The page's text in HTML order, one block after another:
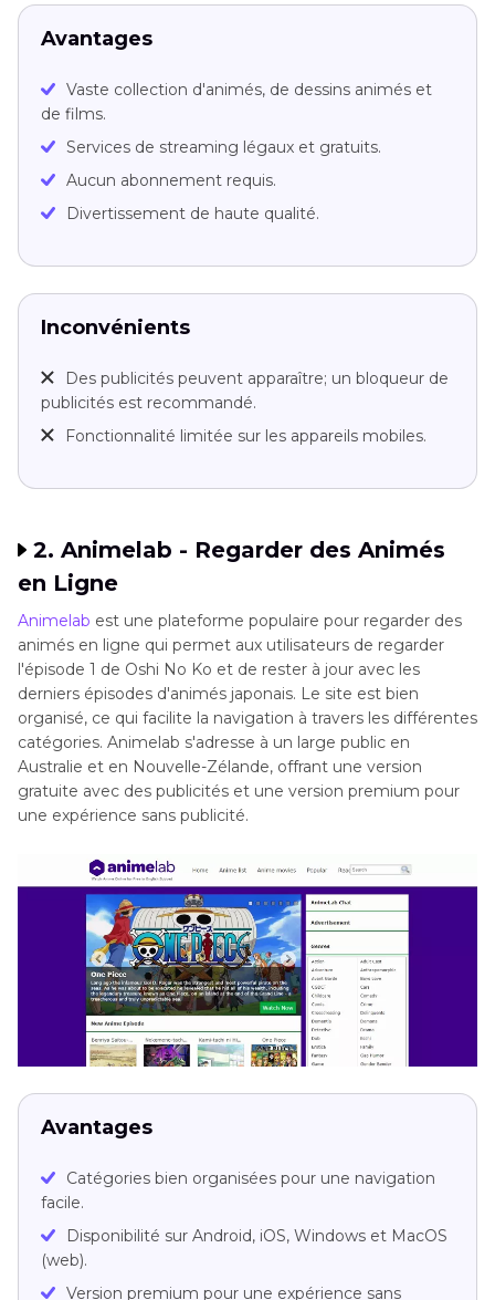
Avantages
Vaste collection d'animés, de dessins animés et
de films.
Services de streaming légaux et gratuits.
Aucun abonnement requis.
Divertissement de haute qualité.
Inconvénients
Des publicités peuvent apparaître; un bloqueur de
publicités est recommandé.
Fonctionnalité limitée sur les appareils mobiles.
2. Animelab - Regarder des Animés
en Ligne
Animelab est une plateforme populaire pour regarder des
animés en ligne qui permet aux utilisateurs de regarder
l'épisode 1 de Oshi No Ko et de rester à jour avec les
derniers épisodes d'animés japonais. Le site est bien
organisé, ce qui facilite la navigation à travers les différentes
catégories. Animelab s'adresse à un large public en
Australie et en Nouvelle-Zélande, offrant une version
gratuite avec des publicités et une version premium pour
une expérience sans publicité.
Avantages
Catégories bien organisées pour une navigation
facile.
Disponibilité sur Android, iOS, Windows et MacOS
(web).
Version premium pour une expérience sans